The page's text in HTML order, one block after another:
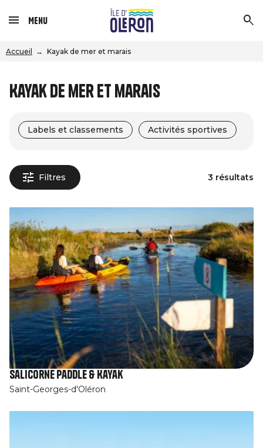
Menu
Accueil Kayak de mer et marais
Kayak de mer et marais
Labels et classements Activités sportives
Filtres 3 résultats
Salicorne Paddle & Kayak
Saint-Georges-d'Oléron